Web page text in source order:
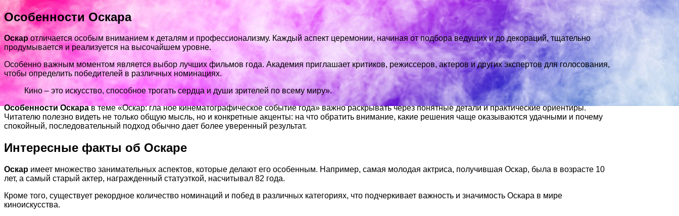
Особенности Оскара
Оскаротличается особым вниманием к деталям и профессионализму. Каждый аспект церемонии, начиная от подбора ведущих и до декораций, тщательно
продумывается и реализуется на высочайшем уровне.
Особенно важным моментом является выбор лучших фильмов года. Академия приглашает критиков, режиссеров, актеров и других экспертов для голосования,
чтобы определить победителей в различных номинациях.
Кино – это искусство, способное трогать сердца и души зрителей по всему миру».
Особенности Оскарав теме «Оскар: гла ное кинематографическое событие года» важно раскрывать через понятные детали и практические ориентиры.
Читателю полезно видеть не только общую мысль, но и конкретные акценты: на что обратить внимание, какие решения чаще оказываются удачными и почему
спокойный, последовательный подход обычно дает более уверенный результат.
Интересные факты об Оскаре
Оскар имеет множество занимательных аспектов, которые делают его особенным. Например, самая молодая актриса, получившая Оскар, была в возрасте 10
лет, а самый старый актер, награжденный статуэткой, насчитывал 82 года.
Кроме того, существует рекордное количество номинаций и побед в различных категориях, что подчеркивает важность и значимость Оскара в мире
киноискусства.